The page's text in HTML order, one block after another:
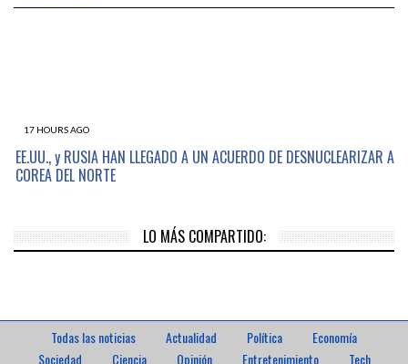
17 HOURS AGO
EE.UU., y RUSIA HAN LLEGADO A UN ACUERDO DE DESNUCLEARIZAR A
COREA DEL NORTE
LO MÁS COMPARTIDO:
Todas las noticias Actualidad Política
Economía
Sociedad
Ciencia Opinión Entretenimiento Tech